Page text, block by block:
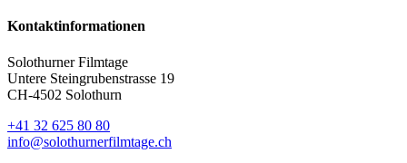
Kontaktinformationen
Solothurner Filmtage
Untere Steingrubenstrasse 19
CH-4502 Solothurn
+41 32 625 80 80
info@solothurnerfilmtage.ch